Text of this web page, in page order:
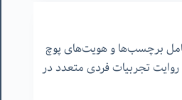
برچسب‌ها و هویت‌های پوچ
روایت تجربیات فردی متعدد در